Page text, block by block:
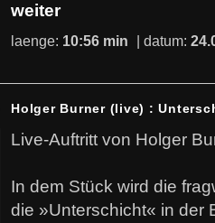
weiter
laenge: 10:56 min | datum:
Holger Burner (live) :
Live-Auftritt von Holger
In dem Stück wird die
die »Unterschicht« in der